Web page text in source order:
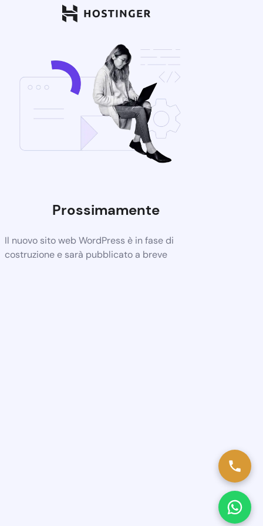
Prossimamente
Il nuovo sito web WordPress è in fase di
costruzione e sarà pubblicato a breve